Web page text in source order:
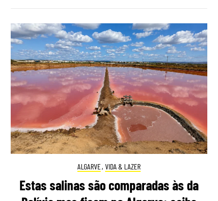
ALGARVE, VIDA & LAZER
Estas salinas são comparadas às da